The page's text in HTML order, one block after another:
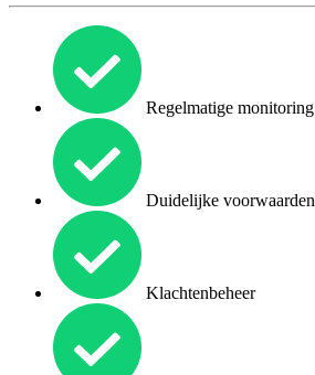
Regelmatige monitoring
Duidelijke voorwaarden
Klachtenbeheer